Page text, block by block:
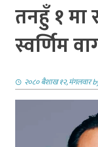
तनहुँ १ मा
स्वर्णिम
२०८० बैशाख १२, मंगलवार